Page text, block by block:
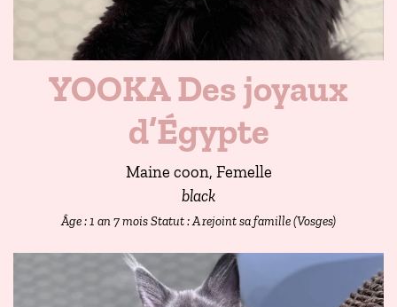
YOOKA Des joyaux
d’Égypte
Maine coon, Femelle
black
Âge : 1 an 7 moisStatut : A rejoint sa famille (Vosges)